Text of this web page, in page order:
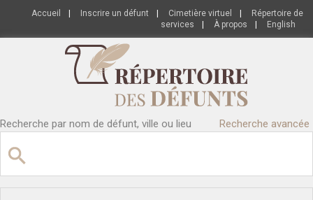
Accueil Inscrire un défunt Cimetière virtuel
Répertoire de
services
À propos English
Recherche par nom de défunt, ville ou lieu Recherche avancée